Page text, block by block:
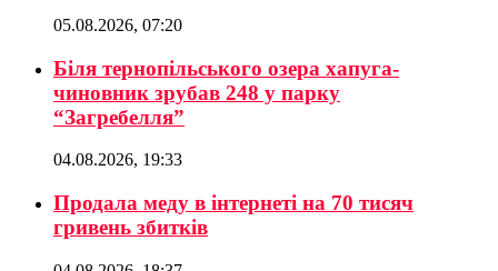
05.08.2026, 07:20
Біля тернопільського озера хапуга-
чиновник зрубав 248 у парку
“Загребелля”
04.08.2026, 19:33
Продала меду в інтернеті на 70 тисяч
гривень збитків